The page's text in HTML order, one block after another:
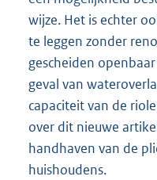
wijze. Het is echter
te leggen zonder
gescheiden
geval van
capaciteit van de
over dit nieuwe
handhaven van de
huishoudens.